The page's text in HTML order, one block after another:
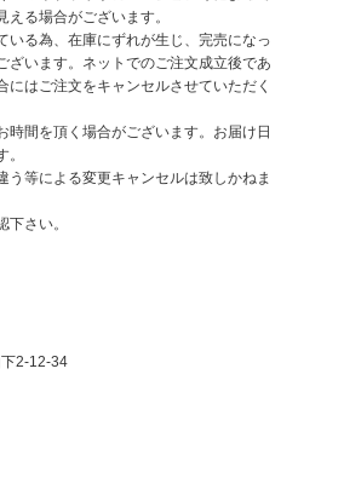
る場合がございます。
る為、在庫にずれが生じ、完売になっ
ざいます。ネットでのご注文成立後であ
にはご注文をキャンセルさせていただく
間を頂く場合がございます。お届け日
等による変更キャンセルは致しかねま
さい。
2-12-34